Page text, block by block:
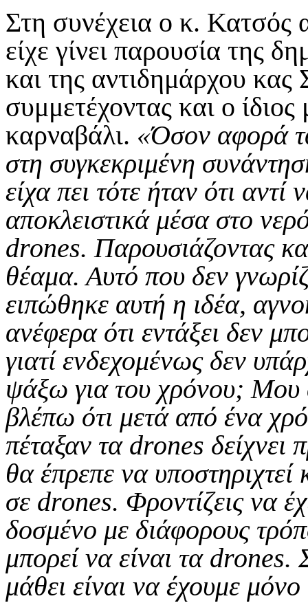
Στη συνέχεια ο κ. Κατσός
είχε γίνει παρουσία της
και της αντιδημάρχου
συμμετέχοντας και ο ίδιος
καρναβάλι. «Όσον αφορά
στη συγκεκριμένη
είχα πει τότε ήταν ότι
αποκλειστικά μέσα στο
drones. Παρουσιάζοντας
θέαμα. Αυτό που δεν
ειπώθηκε αυτή η ιδέα,
ανέφερα ότι εντάξει δεν
γιατί ενδεχομένως δεν
ψάξω για του χρόνου; Μου
βλέπω ότι μετά από ένα
πέταξαν τα drones δείχνει
θα έπρεπε να υποστηριχτεί
σε drones. Φροντίζεις να
δοσμένο με διάφορους
μπορεί να είναι τα drones.
μάθει είναι να έχουμε